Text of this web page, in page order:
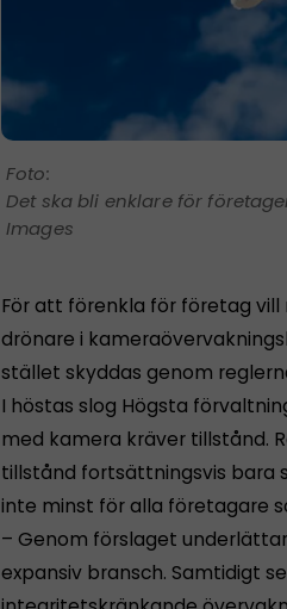
Det ska bli enklare för
Images
För att förenkla för företag
drönare i
stället skyddas genom
I höstas slog Högsta
med kamera kräver tillstånd.
tillstånd fortsättningsvis bara
inte minst för alla företagare
– Genom förslaget
expansiv bransch. Samtidigt